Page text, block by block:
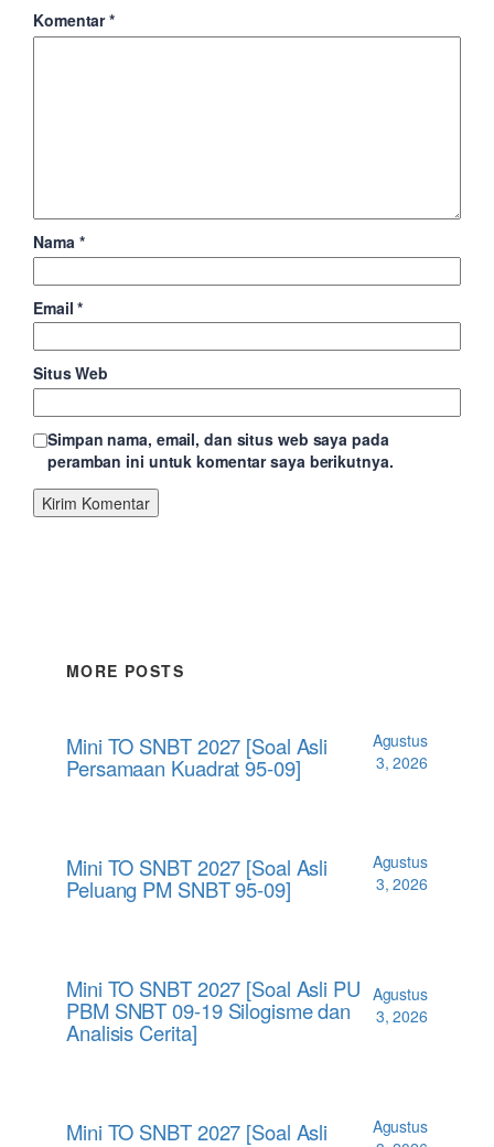
Komentar*
Nama *
Email*
Situs Web
Simpan nama, email, dan situs web saya pada
peramban ini untuk komentar saya berikutnya.
MORE POSTS
Mini TO SNBT 2027 [Soal Asli
Persamaan Kuadrat 95-09]
Agustus
3, 2026
Mini TO SNBT 2027 [Soal Asli
Peluang PM SNBT 95-09]
Agustus
3, 2026
Mini TO SNBT 2027 [Soal Asli PU
PBM SNBT 09-19 Silogisme dan
Analisis Cerita]
Agustus
3, 2026
Mini TO SNBT 2027 [Soal Asli
Agustus